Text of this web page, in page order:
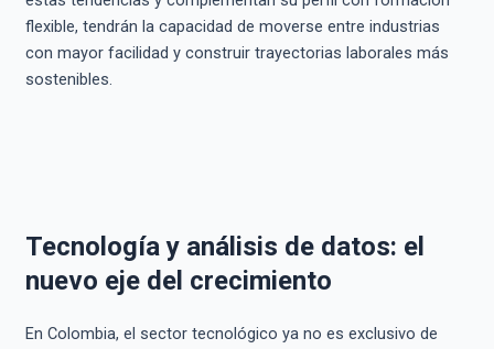
flexible, tendrán la capacidad de moverse entre industrias
con mayor facilidad y construir trayectorias laborales más
sostenibles.
Tecnología y análisis de datos: el
nuevo eje del crecimiento
En Colombia, el sector tecnológico ya no es exclusivo de